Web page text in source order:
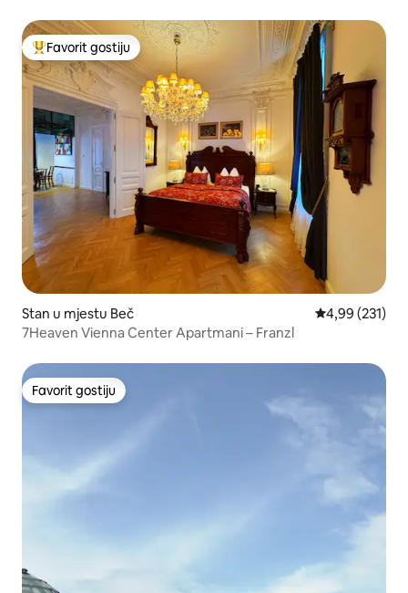
Glavni favorit gostiju
Favorit gostiju
Stan u mjestu Beč prosječna
4,99 (231)
7Heaven Vienna Center Apartmani – Franzl
Favorit gostiju
Favorit gostiju